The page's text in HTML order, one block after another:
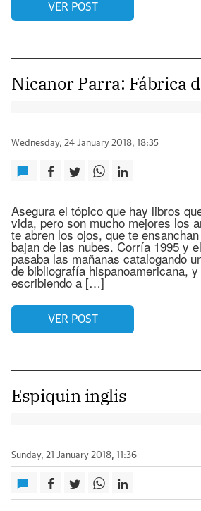
VER POST
Nicanor Parra: Fábrica
Wednesday, 24 January 2018, 18:35
Asegura el tópico que hay libros
vida, pero son mucho mejores los
te abren los ojos, que te
bajan de las nubes. Corría 1995 y
pasaba las mañanas catalogando
de bibliografía hispanoamericana,
escribiendo a […]
VER POST
Espiquin inglis
Sunday, 21 January 2018, 11:36